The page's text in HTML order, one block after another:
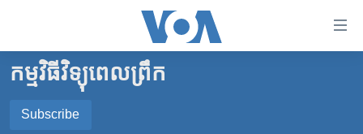
គេហទំព័រ​
ទាក់ទង
រំលង​
កម្ពុជា
អន្តរជាតិ
កម្មវិធីវិទ្យុពេលព្រឹក
Subscribe